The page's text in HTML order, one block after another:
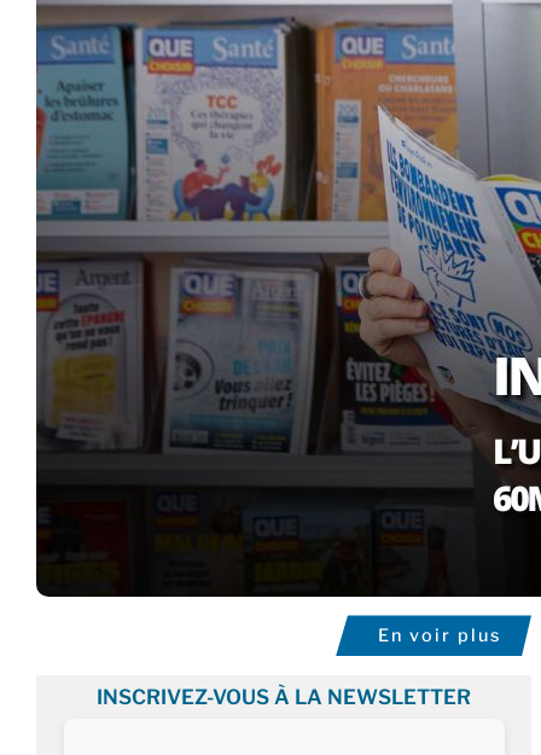
En voir plus
INSCRIVEZ-VOUS À LA NEWSLETTER